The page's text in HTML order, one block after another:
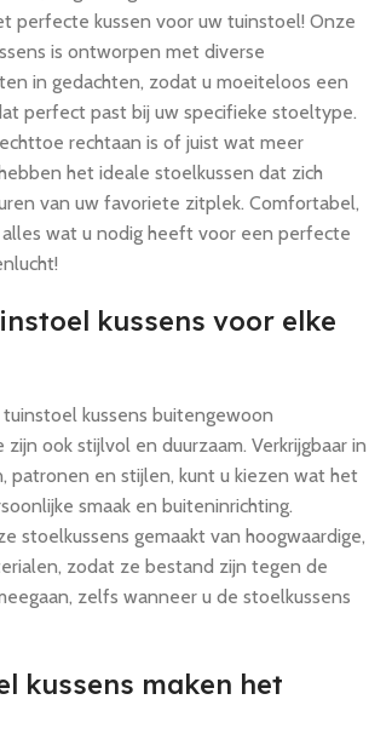
perfecte kussen voor uw tuinstoel! Onze
is ontworpen met diverse
in gedachten, zodat u moeiteloos een
perfect past bij uw specifieke stoeltype.
rechtaan is of juist wat meer
het ideale stoelkussen dat zich
van uw favoriete zitplek. Comfortabel,
wat u nodig heeft voor een perfecte
kussens voor elke
kussens buitengewoon
ook stijlvol en duurzaam. Verkrijgbaar in
patronen en stijlen, kunt u kiezen wat het
smaak en buiteninrichting.
stoelkussens gemaakt van hoogwaardige,
zodat ze bestand zijn tegen de
zelfs wanneer u de stoelkussens
kussens maken het